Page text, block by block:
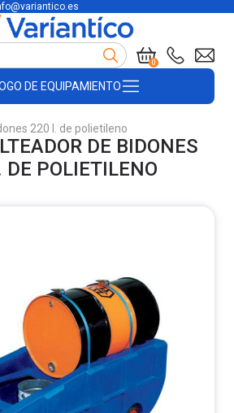
0
DE EQUIPAMIENTO
para carretillas
Útiles de almacén
de plástico y madera
Encofrado
220 l. de polietileno
DE BIDONES
POLIETILENO